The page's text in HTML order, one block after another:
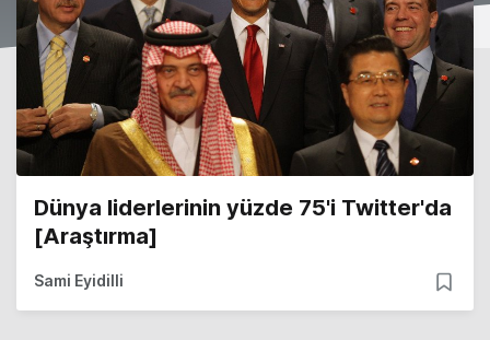
Dünya liderlerinin yüzde 75'i Twitter'da
[Araştırma]
Sami Eyidilli